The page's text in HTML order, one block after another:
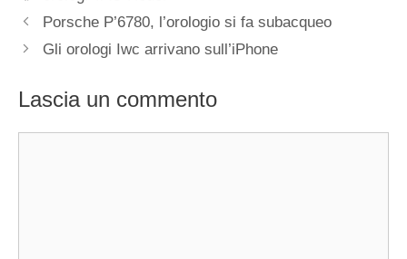
Navigazione
articolo
Porsche P’6780, l’orologio si fa subacqueo
Gli orologi Iwc arrivano sull’iPhone
Lascia un commento